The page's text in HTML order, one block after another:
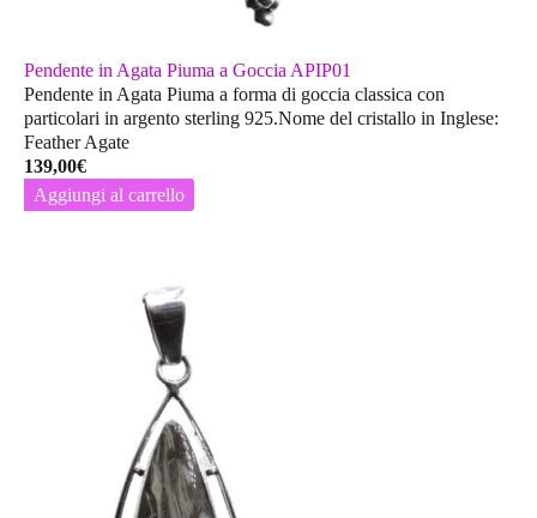
Pendente in Agata Piuma a Goccia APIP01
Pendente in Agata Piuma a forma di goccia classica con
particolari in argento sterling 925.Nome del cristallo in Inglese:
Feather Agate
139,00€
Aggiungi al carrello